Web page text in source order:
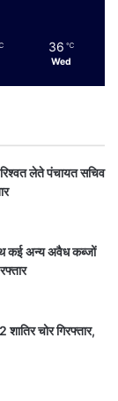
36 ℃
Wed
लेते पंचायत सचिव
कई अन्य अवैध कब्जों
चोर गिरफ्तार,